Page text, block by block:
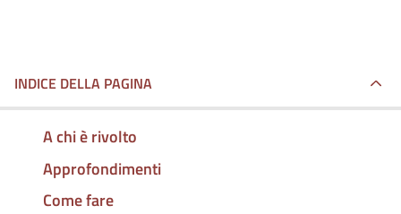
INDICE DELLA PAGINA
A chi è rivolto
Approfondimenti
Come fare